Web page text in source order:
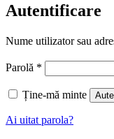
Autentificare
Nume utilizator sau
Parolă *
Ține-mă minte
Ai uitat parola?